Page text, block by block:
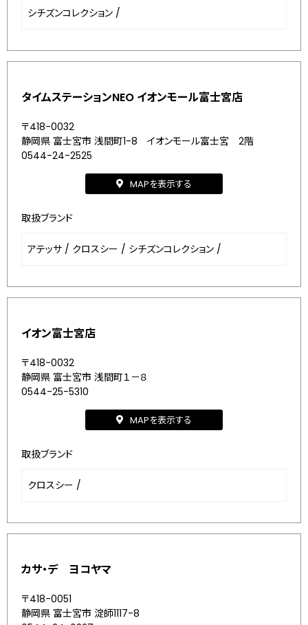
シチズンコレクション /
タイムステーションNEO イオンモール富士宮店
〒418-0032
静岡県 富士宮市 浅間町1-8 イオンモール富士宮 2階
0544-24-2525
MAPを表示する
取扱ブランド
アテッサ / クロスシー / シチズンコレクション /
イオン富士宮店
〒418-0032
静岡県 富士宮市 浅間町１－８
0544-25-5310
MAPを表示する
取扱ブランド
クロスシー /
カサ・デ ヨコヤマ
〒418-0051
静岡県 富士宮市 淀師1117-8